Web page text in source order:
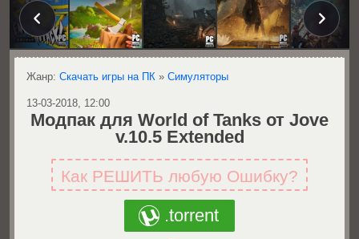
Жанр: Скачать игры на ПК » Симуляторы
13-03-2018, 12:00
Модпак для World of Tanks от Jove
v.10.5 Extended
Как РЕШИТЬ любую Ошибку?
.torrent